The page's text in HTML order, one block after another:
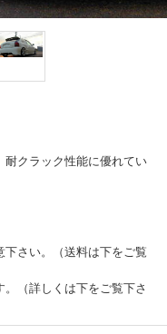
耐クラック性能に優れてい
さい。（送料は下をご覧
（詳しくは下をご覧下さ